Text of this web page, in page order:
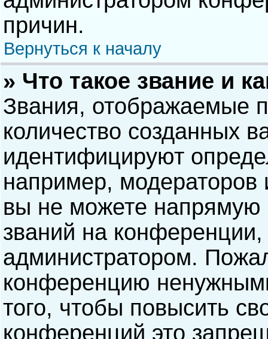
причин.
Вернуться к началу
» Что такое звание и
Звания, отображаемые
количество созданных
идентифицируют
например,
вы не можете напрямую
званий на
администратором.
конференцию
того, чтобы повысить
конференций это